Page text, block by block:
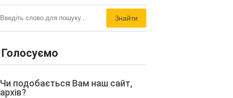
Знайти
Голосуємо
Чи подобається Вам наш сайт,
архів?